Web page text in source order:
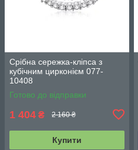
Срібна сережка-кліпса з
кубічним цирконієм 077-
10408
Готово до відправки
1 404 ₴ 2 160 ₴
Купити